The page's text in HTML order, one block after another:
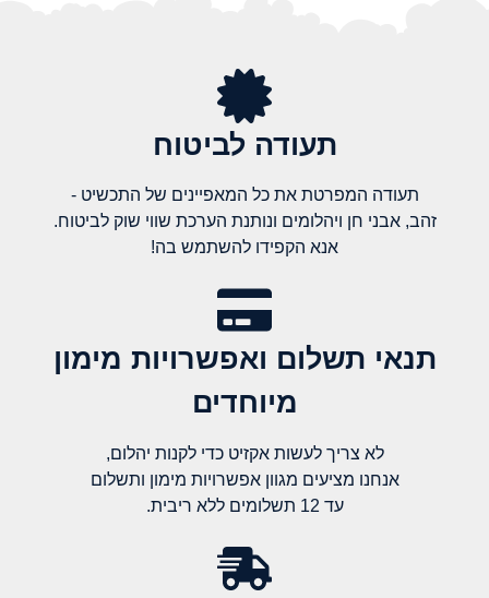
תעודה לביטוח
תעודה המפרטת את כל המאפיינים של התכשיט -
זהב, אבני חן ויהלומים ונותנת הערכת שווי שוק לביטוח.
אנא הקפידו להשתמש בה!
תנאי תשלום ואפשרויות מימון
מיוחדים
לא צריך לעשות אקזיט כדי לקנות יהלום,
אנחנו מציעים מגוון אפשרויות מימון ותשלום
עד 12 תשלומים ללא ריבית.